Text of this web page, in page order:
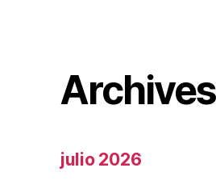
Archives
julio 2026